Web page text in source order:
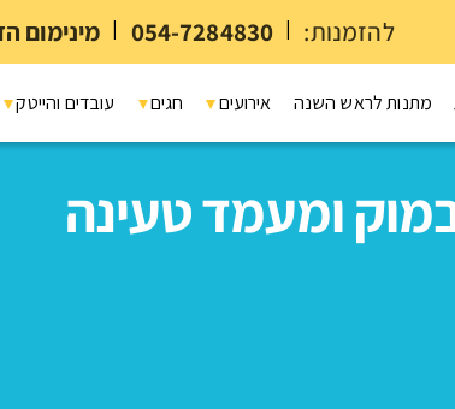
להזמנות: |
054-7284830
| מינימום הזמנה 300 שח לא
מתנות לראש השנה אירועים חגים עובדים והייטק
ומעמד טעינה